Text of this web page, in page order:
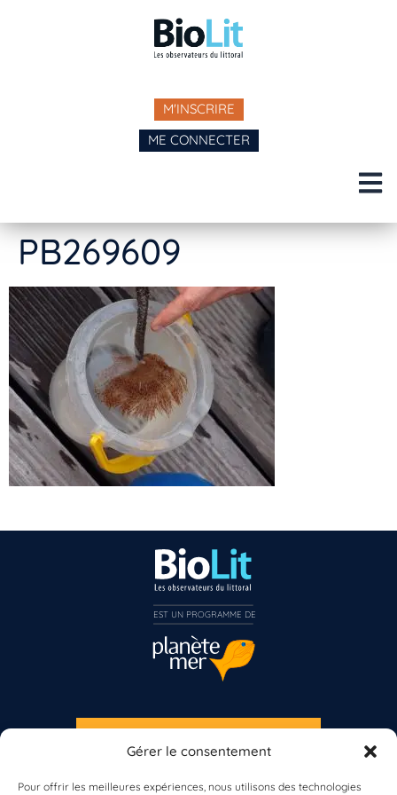
Gérer le consentement
Pour offrir les meilleures expériences, nous utilisons des technologies
M'INSCRIRE
ME CONNECTER
PB269609
S'INSCRIRE À LA NEWSLETTER
Vous n’êtes pas encore inscrit à Biolit ?